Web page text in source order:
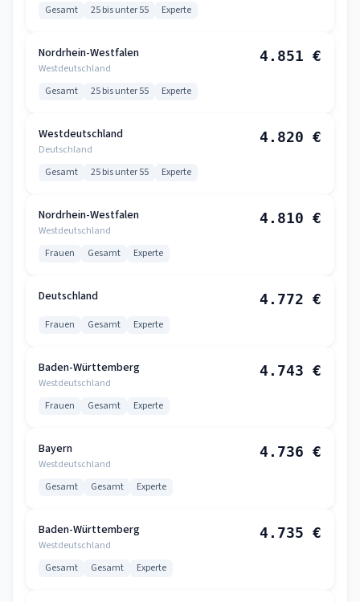
Gesamt 25 bis unter 55 Experte
Nordrhein-Westfalen
Westdeutschland
4.851 €
Gesamt 25 bis unter 55 Experte
Westdeutschland
Deutschland
4.820 €
Gesamt 25 bis unter 55 Experte
Nordrhein-Westfalen
Westdeutschland
4.810 €
Frauen Gesamt Experte
Deutschland 4.772 €
Frauen Gesamt Experte
Baden-Württemberg
Westdeutschland
4.743 €
Frauen Gesamt Experte
Bayern
Westdeutschland
4.736 €
Gesamt Gesamt Experte
Baden-Württemberg
Westdeutschland
4.735 €
Gesamt Gesamt Experte